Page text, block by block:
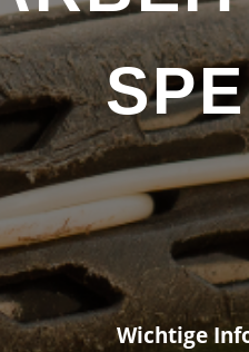
Wichtige